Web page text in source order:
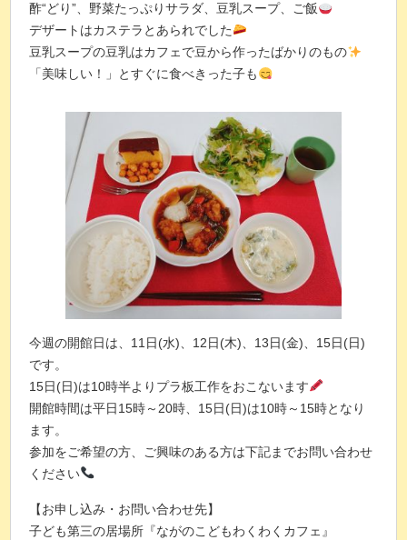
酢“どり”、野菜たっぷりサラダ、豆乳スープ、ご飯
デザートはカステラとあられでした
豆乳スープの豆乳はカフェで豆から作ったばかりのもの
「美味しい！」とすぐに食べきった子も
今週の開館日は、11日(水)、12日(木)、13日(金)、15日(日)
です。
15日(日)は10時半よりプラ板工作をおこないます
開館時間は平日15時～20時、15日(日)は10時～15時となり
ます。
参加をご希望の方、ご興味のある方は下記までお問い合わせ
ください
【お申し込み・お問い合わせ先】
子ども第三の居場所『ながのこどもわくわくカフェ』